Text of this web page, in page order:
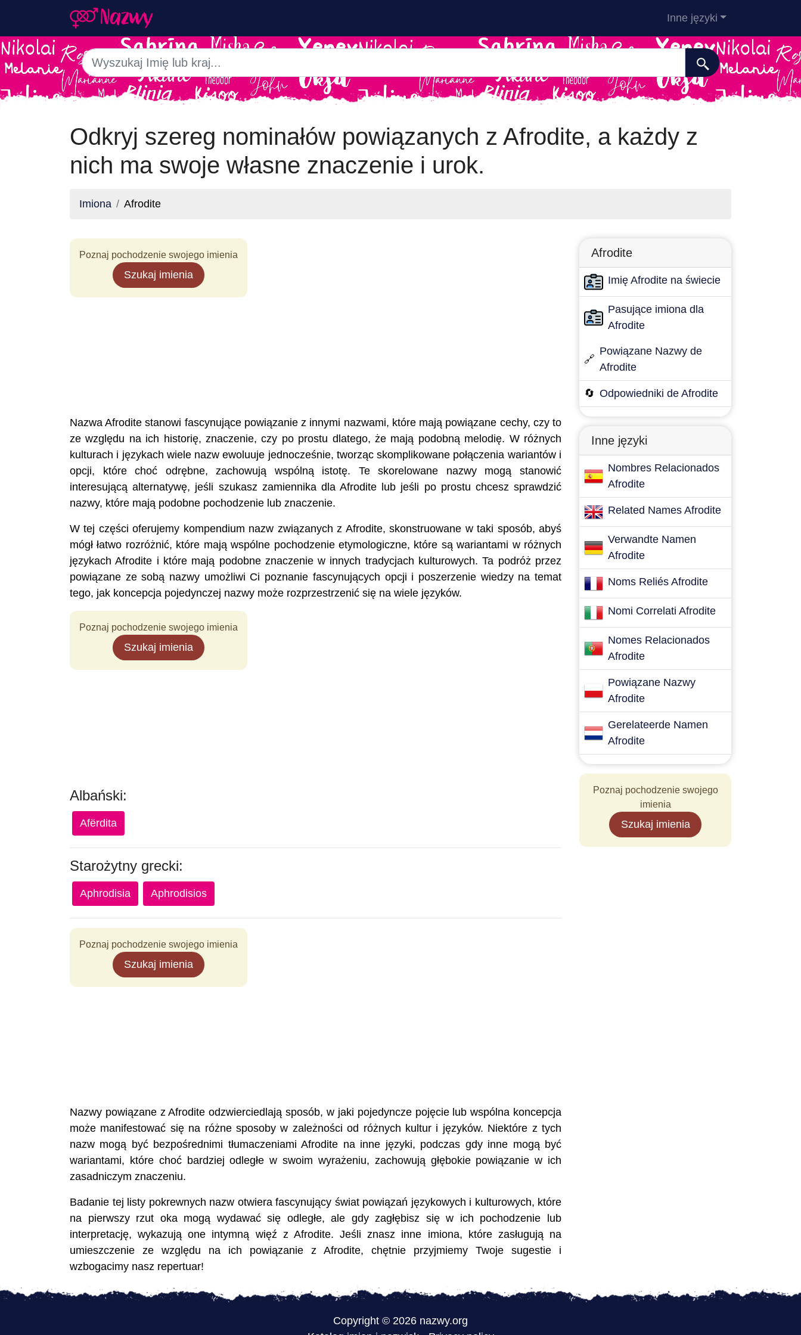
Inne języki
Odkryj szereg nominałów powiązanych z Afrodite, a każdy z
nich ma swoje własne znaczenie i urok.
Imiona Afrodite
Poznaj pochodzenie swojego imienia
Szukaj imienia
Nazwa Afrodite stanowi fascynujące powiązanie z innymi nazwami, które mają powiązane cechy, czy to
ze względu na ich historię, znaczenie, czy po prostu dlatego, że mają podobną melodię. W różnych
kulturach i językach wiele nazw ewoluuje jednocześnie, tworząc skomplikowane połączenia wariantów i
opcji, które choć odrębne, zachowują wspólną istotę. Te skorelowane nazwy mogą stanowić
interesującą alternatywę, jeśli szukasz zamiennika dla Afrodite lub jeśli po prostu chcesz sprawdzić
nazwy, które mają podobne pochodzenie lub znaczenie.
W tej części oferujemy kompendium nazw związanych z Afrodite, skonstruowane w taki sposób, abyś
mógł łatwo rozróżnić, które mają wspólne pochodzenie etymologiczne, które są wariantami w różnych
językach Afrodite i które mają podobne znaczenie w innych tradycjach kulturowych. Ta podróż przez
powiązane ze sobą nazwy umożliwi Ci poznanie fascynujących opcji i poszerzenie wiedzy na temat
tego, jak koncepcja pojedynczej nazwy może rozprzestrzenić się na wiele języków.
Poznaj pochodzenie swojego imienia
Szukaj imienia
Albański:
Afërdita
Starożytny grecki:
Aphrodisia Aphrodisios
Poznaj pochodzenie swojego imienia
Szukaj imienia
Nazwy powiązane z Afrodite odzwierciedlają sposób, w jaki pojedyncze pojęcie lub wspólna koncepcja
może manifestować się na różne sposoby w zależności od różnych kultur i języków. Niektóre z tych
nazw mogą być bezpośrednimi tłumaczeniami Afrodite na inne języki, podczas gdy inne mogą być
wariantami, które choć bardziej odległe w swoim wyrażeniu, zachowują głębokie powiązanie w ich
zasadniczym znaczeniu.
Badanie tej listy pokrewnych nazw otwiera fascynujący świat powiązań językowych i kulturowych, które
na pierwszy rzut oka mogą wydawać się odległe, ale gdy zagłębisz się w ich pochodzenie lub
interpretację, wykazują one intymną więź z Afrodite. Jeśli znasz inne imiona, które zasługują na
umieszczenie ze względu na ich powiązanie z Afrodite, chętnie przyjmiemy Twoje sugestie i
wzbogacimy nasz repertuar!
Afrodite
Imię Afrodite na świecie
Pasujące imiona dla
Afrodite
🔗
Powiązane Nazwy de
Afrodite
🔄 Odpowiedniki de Afrodite
Inne języki
Nombres Relacionados
Afrodite
Related Names Afrodite
Verwandte Namen
Afrodite
Noms Reliés Afrodite
Nomi Correlati Afrodite
Nomes Relacionados
Afrodite
Powiązane Nazwy
Afrodite
Gerelateerde Namen
Afrodite
Poznaj pochodzenie swojego
imienia
Szukaj imienia
Copyright © 2026 nazwy.org